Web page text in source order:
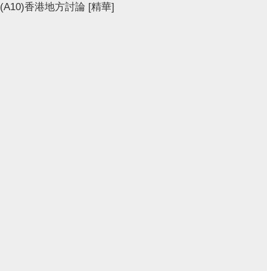
(A10)香港地方討論 [精華]